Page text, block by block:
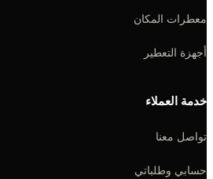
معطرات المكان
أجهزة التعطير
خدمة العملاء
تواصل معنا
حسابي وطلباتي